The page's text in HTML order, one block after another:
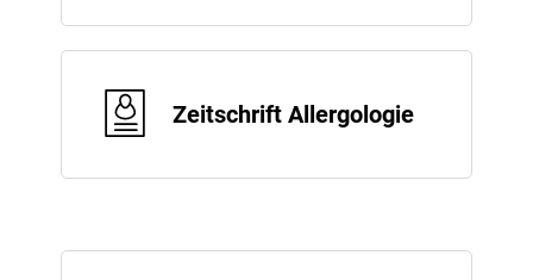
Zeitschrift Allergologie